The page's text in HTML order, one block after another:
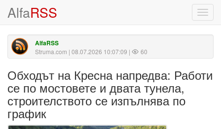
AlfaRSS
AlfaRSS
Struma.com | 08.07.2026 10:07:09 | 60
Обходът на Кресна напредва: Работи
се по мостовете и двата тунела,
строителството се изпълнява по
график